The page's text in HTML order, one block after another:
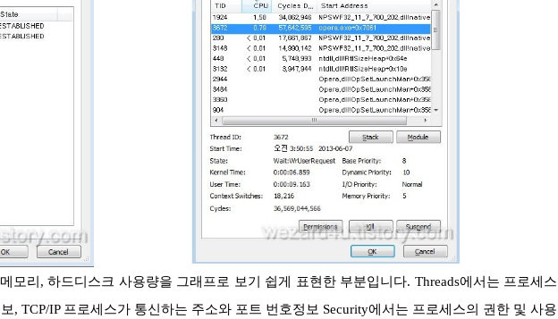
, TCP/IP 프로세스가 통신하는 주소와 포트 번호정보 Security에서는 프로세스의 권한 및 사용